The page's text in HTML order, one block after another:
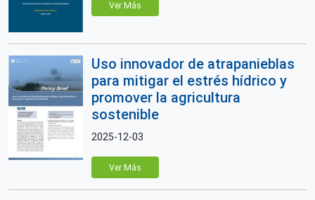
Ver Más
Uso innovador de atrapanieblas
para mitigar el estrés hídrico y
promover la agricultura
sostenible
2025-12-03
Ver Más